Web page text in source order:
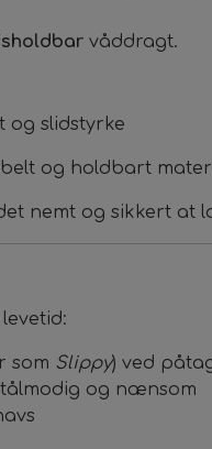
våddragt.
og slidstyrke
og holdbart
nemt og sikkert at
som Slippy) ved
og nænsom